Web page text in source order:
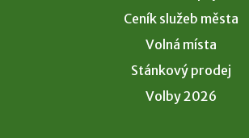
Ceník služeb města
Volná místa
Stánkový prodej
Volby 2026